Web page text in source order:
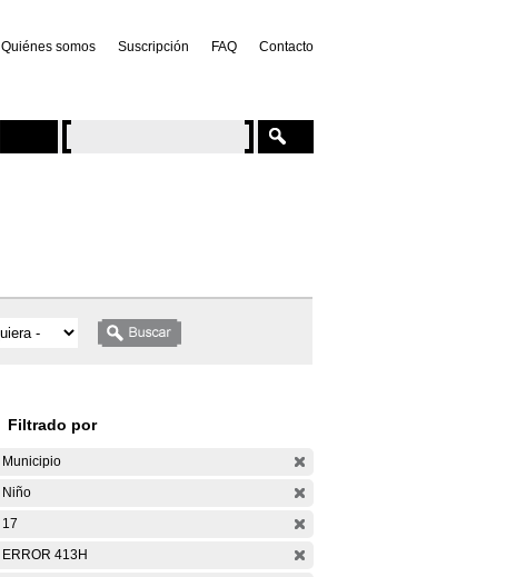
Quiénes somos Suscripción FAQ Contacto
Filtrado por
Municipio
Niño
17
ERROR 413H